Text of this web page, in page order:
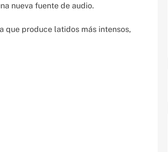
nueva fuente de audio.
que produce latidos más intensos,